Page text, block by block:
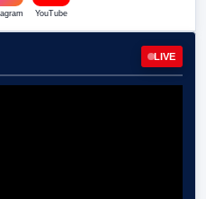
YouTube
LIVE